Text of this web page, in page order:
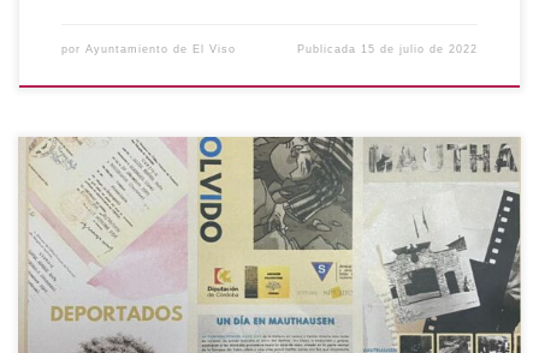
por Ayuntamiento de El Viso Publicada 15 de julio de 2022
A partir del 4 de julio se podrá visitar la exposición “Volver
del olvido: deportados de Los Pedroches a campos de
concentración nazi” en el Refugio Antiaéreo de la Guerra
Civil de El Viso. Esta exposición busca reconstruir la
identidad, la vida y la memoria de 75 hombres de once […]